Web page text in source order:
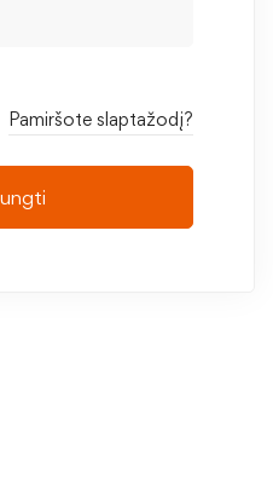
Pamiršote slaptažodį?